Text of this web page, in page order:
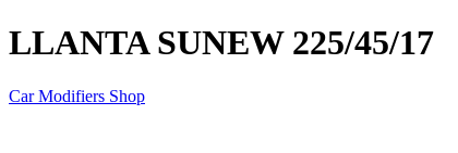
LLANTA SUNEW 225/45/17
Car Modifiers Shop